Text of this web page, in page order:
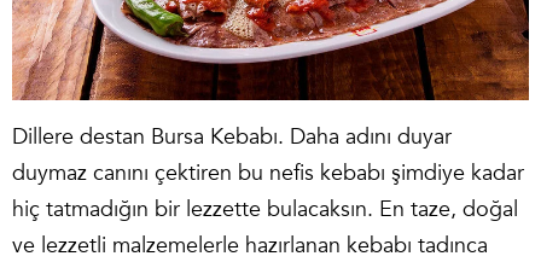
Dillere destan Bursa Kebabı. Daha adını duyar
duymaz canını çektiren bu nefis kebabı şimdiye kadar
hiç tatmadığın bir lezzette bulacaksın. En taze, doğal
ve lezzetli malzemelerle hazırlanan kebabı tadınca